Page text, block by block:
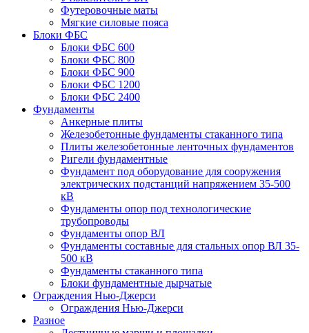
Футеровочные маты
Мягкие силовые пояса
Блоки ФБС
Блоки ФБС 600
Блоки ФБС 800
Блоки ФБС 900
Блоки ФБС 1200
Блоки ФБС 2400
Фундаменты
Анкерные плиты
Железобетонные фундаменты стаканного типа
Плиты железобетонные ленточных фундаментов
Ригели фундаментные
Фундамент под оборудование для сооружения
электрических подстанций напряжением 35-500
кВ
Фундаменты опор под технологические
трубопроводы
Фундаменты опор ВЛ
Фундаменты составные для стальных опор ВЛ 35-
500 кВ
Фундаменты стаканного типа
Блоки фундаментные дырчатые
Ограждения Нью-Джерси
Ограждения Нью-Джерси
Разное